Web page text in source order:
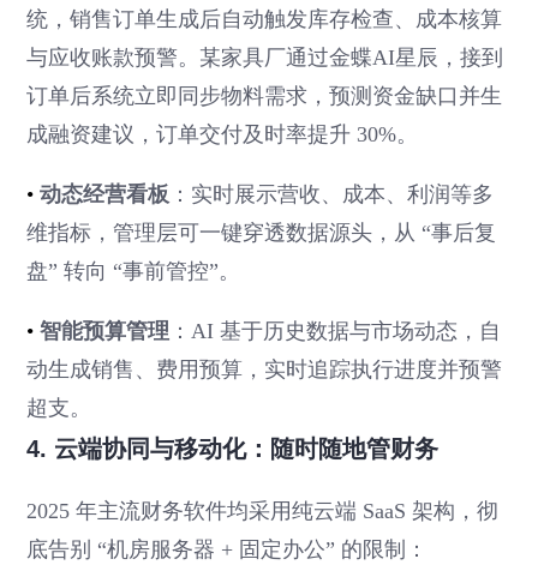
统，销售订单生成后自动触发库存检查、成本核算
与应收账款预警。某家具厂通过金蝶AI星辰，接到
订单后系统立即同步物料需求，预测资金缺口并生
成融资建议，订单交付及时率提升 30%。
•动态经营看板 ：实时展示营收、成本、利润等多
维指标，管理层可一键穿透数据源头，从 “事后复
盘” 转向 “事前管控”。
•智能预算管理 ：AI 基于历史数据与市场动态，自
动生成销售、费用预算，实时追踪执行进度并预警
超支。
4. 云端协同与移动化：随时随地管财务
2025 年主流财务软件均采用纯云端 SaaS 架构，彻
底告别 “机房服务器 + 固定办公” 的限制：